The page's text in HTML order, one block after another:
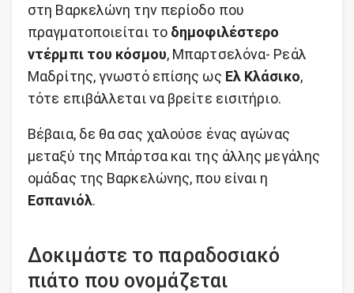
στη Βαρκελώνη την περίοδο που
πραγματοποιείται το δημοφιλέστερο
ντέρμπι του κόσμου, Μπαρτσελόνα- Ρεάλ
Μαδρίτης, γνωστό επίσης ως Ελ Κλάσικο,
τότε επιβάλλεται να βρείτε εισιτήριο.
Βέβαια, δε θα σας χαλούσε ένας αγώνας
μεταξύ της Μπάρτσα και της άλλης μεγάλης
ομάδας της Βαρκελώνης, που είναι η
Εσπανιόλ.
Δοκιμάστε το παραδοσιακό
πιάτο που ονομάζεται